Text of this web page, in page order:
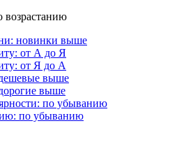
возрастанию
новинки выше
от А до Я
от Я до А
выше
выше
по убыванию
по убыванию